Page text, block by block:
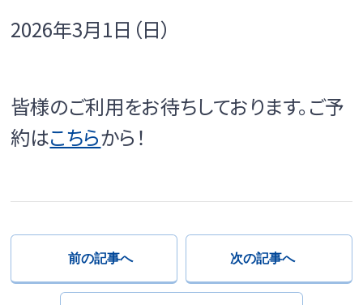
2026年3月1日（日）
皆様のご利用をお待ちしております。ご予
約はこちらから！
前の記事へ 次の記事へ